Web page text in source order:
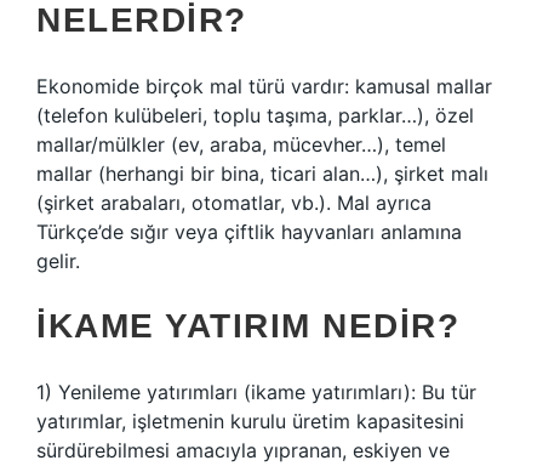
NELERDIR?
Ekonomide birçok mal türü vardır: kamusal mallar
(telefon kulübeleri, toplu taşıma, parklar…), özel
mallar/mülkler (ev, araba, mücevher…), temel
mallar (herhangi bir bina, ticari alan…), şirket malı
(şirket arabaları, otomatlar, vb.). Mal ayrıca
Türkçe’de sığır veya çiftlik hayvanları anlamına
gelir.
İKAME YATIRIM NEDIR?
1) Yenileme yatırımları (ikame yatırımları): Bu tür
yatırımlar, işletmenin kurulu üretim kapasitesini
sürdürebilmesi amacıyla yıpranan, eskiyen ve